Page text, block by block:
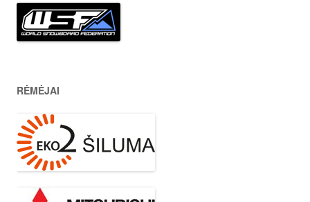
RĖMĖJAI